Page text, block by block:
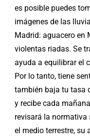
es posible puedes
imágenes de las
Madrid: aguacero en
violentas riadas. Se
ayuda a equilibrar el
Por lo tanto, tiene
también baja tu tasa
y recibe cada
revisará la
el medio terrestre, su